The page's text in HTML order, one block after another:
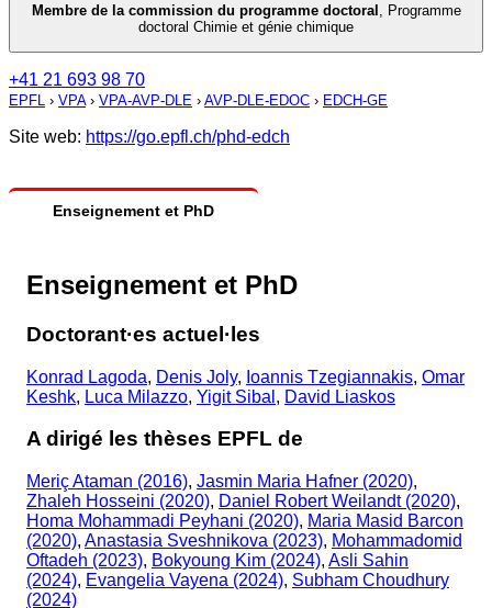
Membre de la commission du programme doctoral
Programme
doctoral Chimie et génie chimique
+41 21 693 98 70
EPFL › VPA› VPA-AVP-DLE › AVP-DLE-EDOC › EDCH-GE
Site web: https://go.epfl.ch/phd-edch
Enseignement et PhD
Enseignement et PhD
Doctorant·es actuel·les
Konrad Lagoda, Denis Joly, Ioannis Tzegiannakis, Omar
Keshk, Luca Milazzo, Yigit Sibal , David Liaskos
A dirigé les thèses EPFL de
Meriç Ataman (2016), Jasmin Maria Hafner (2020),
Zhaleh Hosseini (2020), Daniel Robert Weilandt (2020),
Homa Mohammadi Peyhani (2020), Maria Masid Barcon
(2020), Anastasia Sveshnikova (2023), Mohammadomid
Oftadeh (2023), Bokyoung Kim (2024), Asli Sahin
(2024), Evangelia Vayena (2024), Subham Choudhury
(2024)